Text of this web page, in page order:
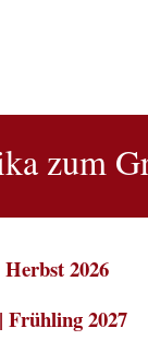
zum
Herbst 2026
Frühling 2027